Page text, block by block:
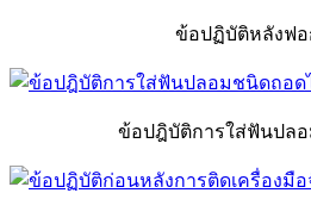
ข้อปฏิบัติหลังฟ
ข้อปฎิบัติการใส่ฟันปล